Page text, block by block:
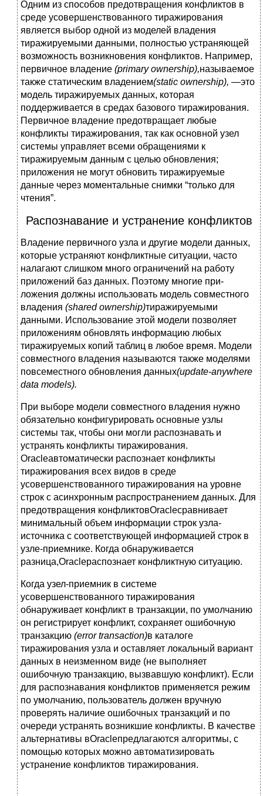
Одним из способов предотвращения конфликтов в
среде усовершенствованного тиражирования
является выбор одной из моделей владения
тиражируемыми данными, полностью устраняющей
возможность возникновения конфликтов. Например,
первичное владение (primary ownership),называемое
также статическим владением(static ownership), —это
модель тиражируемых данных, которая
поддерживается в средах базового тиражирования.
Первичное владение предотвращает любые
конфликты тиражирования, так как основной узел
системы управляет всеми обращениями к
тиражируемым данным с целью обновления;
приложения не могут обновить тиражируемые
данные через моментальные снимки “только для
чтения”.
Распознавание и устранение конфликтов
Владение первичного узла и другие модели данных,
которые устраняют конфликтные ситуации, часто
налагают слишком много ограничений на работу
приложений баз данных. Поэтому многие при­
ложения должны использовать модель совместного
владения (shared ownership)тиражируемыми
данными. Использование этой модели позволяет
приложениям обновлять информацию любых
тиражируемых копий таблиц в любое время. Модели
совместного владения называются также моделями
повсеместного обновления данных(update-anywhere
data models).
При выборе модели совместного владения нужно
обязательно конфигурировать основные узлы
системы так, чтобы они могли распознавать и
устранять конфликты тиражирования.
Oracleавтоматически распознает конфликты
тиражирования всех видов в среде
усовершенствованного тиражирования на уровне
строк с асинхронным распространением данных. Для
предотвращения конфликтовOracleсравнивает
минимальный объем информации строк узла-
источника с соответствующей информацией строк в
узле-приемнике. Когда обнаруживается
разница,Oracleраспознает конфликтную ситуацию.
Когда узел-приемник в системе
усовершенствованного тиражирования
обнаруживает конфликт в транзакции, по умолчанию
он регистрирует конфликт, сохраняет ошибочную
транзакцию (error transaction)в каталоге
тиражирования узла и оставляет локальный вариант
данных в неизменном виде (не выполняет
ошибочную транзакцию, вызвавшую конфликт). Если
для распознавания конфликтов применяется режим
по умолчанию, пользователь должен вручную
проверять наличие ошибочных транзакций и по
очереди уст­ранять возникшие конфликты. В качестве
альтернативы вOracleпредлагаются алгоритмы, с
помощью которых можно автоматизировать
устранение конфликтов тиражирования.